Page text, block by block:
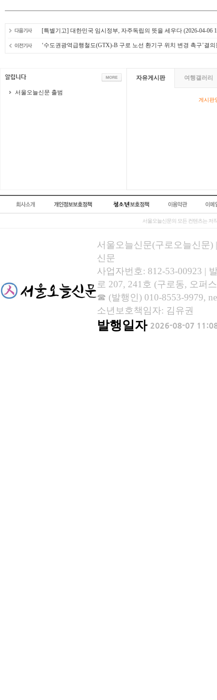
[특별기고] 대한민국 임시정부, 자주독립의 뜻을 세우다 (2026-04-06
‘수도권광역급행철도(GTX)-B 구로 노선 환기구 위치 변경 촉구’결의
서울오늘신문 출범
자유게시판 여행갤러리
게시판
서울오늘신문의 모든 컨텐츠는 저
서울오늘신문(구로오늘신문)
신문
사업자번호: 812-53-00923 |
로 207, 241호 (구로동, 오퍼
☎ (발행인) 010-8553-9979,
소년보호책임자: 김유권
발행일자